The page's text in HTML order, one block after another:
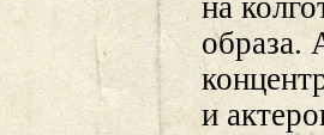
на
образа.
и